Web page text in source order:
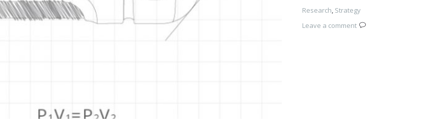
Research, Strategy
Leave a comment